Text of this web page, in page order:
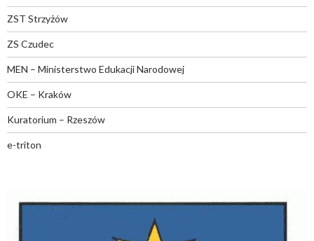
ZST Strzyżów
ZS Czudec
MEN – Ministerstwo Edukacji Narodowej
OKE – Kraków
Kuratorium – Rzeszów
e-triton